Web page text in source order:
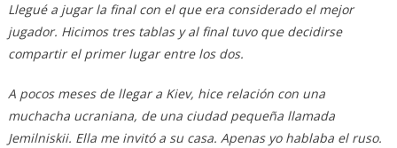
Llegué a jugar la final con el que era considerado el mejor
jugador. Hicimos tres tablas y al final tuvo que decidirse
compartir el primer lugar entre los dos.
A pocos meses de llegar a Kiev, hice relación con una
muchacha ucraniana, de una ciudad pequeña llamada
Jemilniskii. Ella me invitó a su casa. Apenas yo hablaba el ruso.